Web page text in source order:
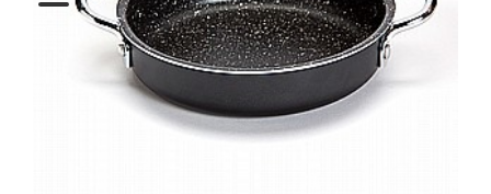
קפה ותה
גיפט קארד
המותגים שלנו